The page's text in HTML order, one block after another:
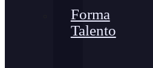
Forma
Talento